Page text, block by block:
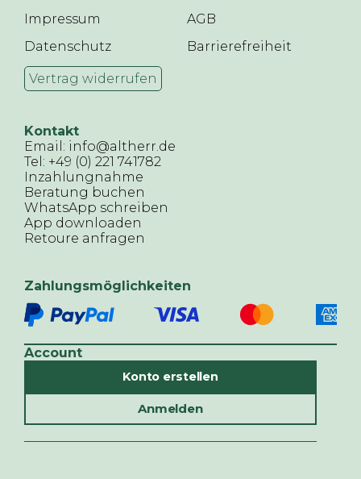
Impressum
AGB
Datenschutz
Barrierefreiheit
Vertrag widerrufen
Kontakt
Email: info@altherr.de
Tel: +49 (0) 221 741782
Inzahlungnahme
Beratung buchen
WhatsApp schreiben
App downloaden
Retoure anfragen
Zahlungsmöglichkeiten
Account
Konto erstellen
Anmelden